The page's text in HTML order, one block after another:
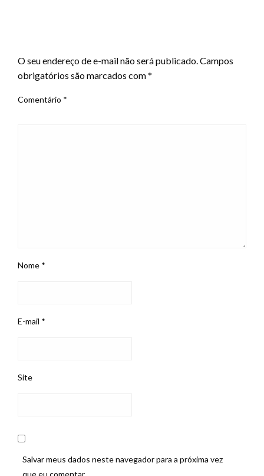
O seu endereço de e-mail não será publicado.Campos
obrigatórios são marcados com*
Comentário *
Nome *
E-mail *
Site
Salvar meus dados neste navegador para a próxima vez